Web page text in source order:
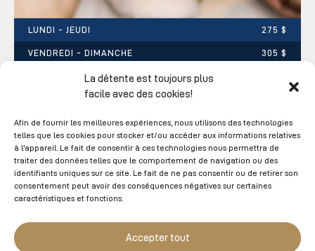
La détente est toujours plus
facile avec des cookies!
Afin de fournir les meilleures expériences, nous utilisons des technologies
telles que les cookies pour stocker et/ou accéder aux informations relatives
à l'appareil. Le fait de consentir à ces technologies nous permettra de
traiter des données telles que le comportement de navigation ou des
identifiants uniques sur ce site. Le fait de ne pas consentir ou de retirer son
consentement peut avoir des conséquences négatives sur certaines
caractéristiques et fonctions.
Accepter tout
LUNDI - JEUDI 275 $
VENDREDI - DIMANCHE 305 $
Un soin idéal pour un visage visiblement et
modelage liftant et un masque au collagène.
Durant la pose du masque, un léger massage
des pieds avec serviettes chaudes est
effectué.